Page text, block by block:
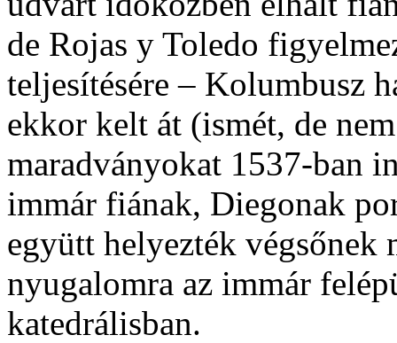
de Rojas y Toledo
teljesítésére – Kolumbusz
ekkor kelt át (ismét, de
maradványokat 1537-ban
immár fiának, Diegonak
együtt helyezték végsőnek
nyugalomra az immár
katedrálisban.